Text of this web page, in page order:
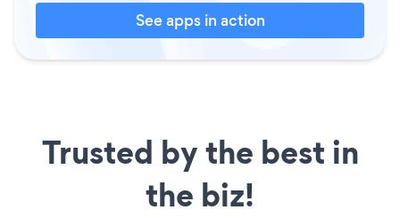
See apps in action
Trusted by the best in
the biz!